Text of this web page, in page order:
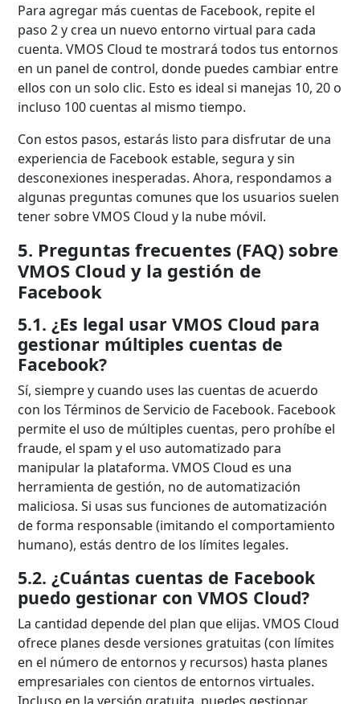
Para agregar más cuentas de Facebook, repite el
paso 2 y crea un nuevo entorno virtual para cada
cuenta. VMOS Cloud te mostrará todos tus entornos
en un panel de control, donde puedes cambiar entre
ellos con un solo clic. Esto es ideal si manejas 10, 20 o
incluso 100 cuentas al mismo tiempo.
Con estos pasos, estarás listo para disfrutar de una
experiencia de Facebook estable, segura y sin
desconexiones inesperadas. Ahora, respondamos a
algunas preguntas comunes que los usuarios suelen
tener sobre VMOS Cloud y la nube móvil.
5. Preguntas frecuentes (FAQ) sobre
VMOS Cloud y la gestión de
Facebook
5.1. ¿Es legal usar VMOS Cloud para
gestionar múltiples cuentas de
Facebook?
Sí, siempre y cuando uses las cuentas de acuerdo
con los Términos de Servicio de Facebook. Facebook
permite el uso de múltiples cuentas, pero prohíbe el
fraude, el spam y el uso automatizado para
manipular la plataforma. VMOS Cloud es una
herramienta de gestión, no de automatización
maliciosa. Si usas sus funciones de automatización
de forma responsable (imitando el comportamiento
humano), estás dentro de los límites legales.
5.2. ¿Cuántas cuentas de Facebook
puedo gestionar con VMOS Cloud?
La cantidad depende del plan que elijas. VMOS Cloud
ofrece planes desde versiones gratuitas (con límites
en el número de entornos y recursos) hasta planes
empresariales con cientos de entornos virtuales.